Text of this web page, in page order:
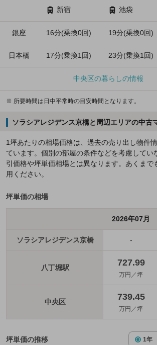
新宿 池袋
銀座 16分(乗換0回) 19分(乗換0回)
日本橋 17分(乗換1回) 23分(乗換1回)
中央区の暮らしの情報
※ 所要時間は日中平常時の目安時間となります。
ソラシアレジデンス京橋と周辺エリアの中古
1坪あたりの相場価格は、過去の売り出し物件
ています。個別の部屋の条件などを考慮してい
引価格や坪単価相場とは異なります。あくまで
用ください。
坪単価の相場
2026年07月
ソラシアレジデンス京橋 -
八丁堀駅 727.99
万円／坪
中央区 739.45
万円／坪
坪単価の推移 1年